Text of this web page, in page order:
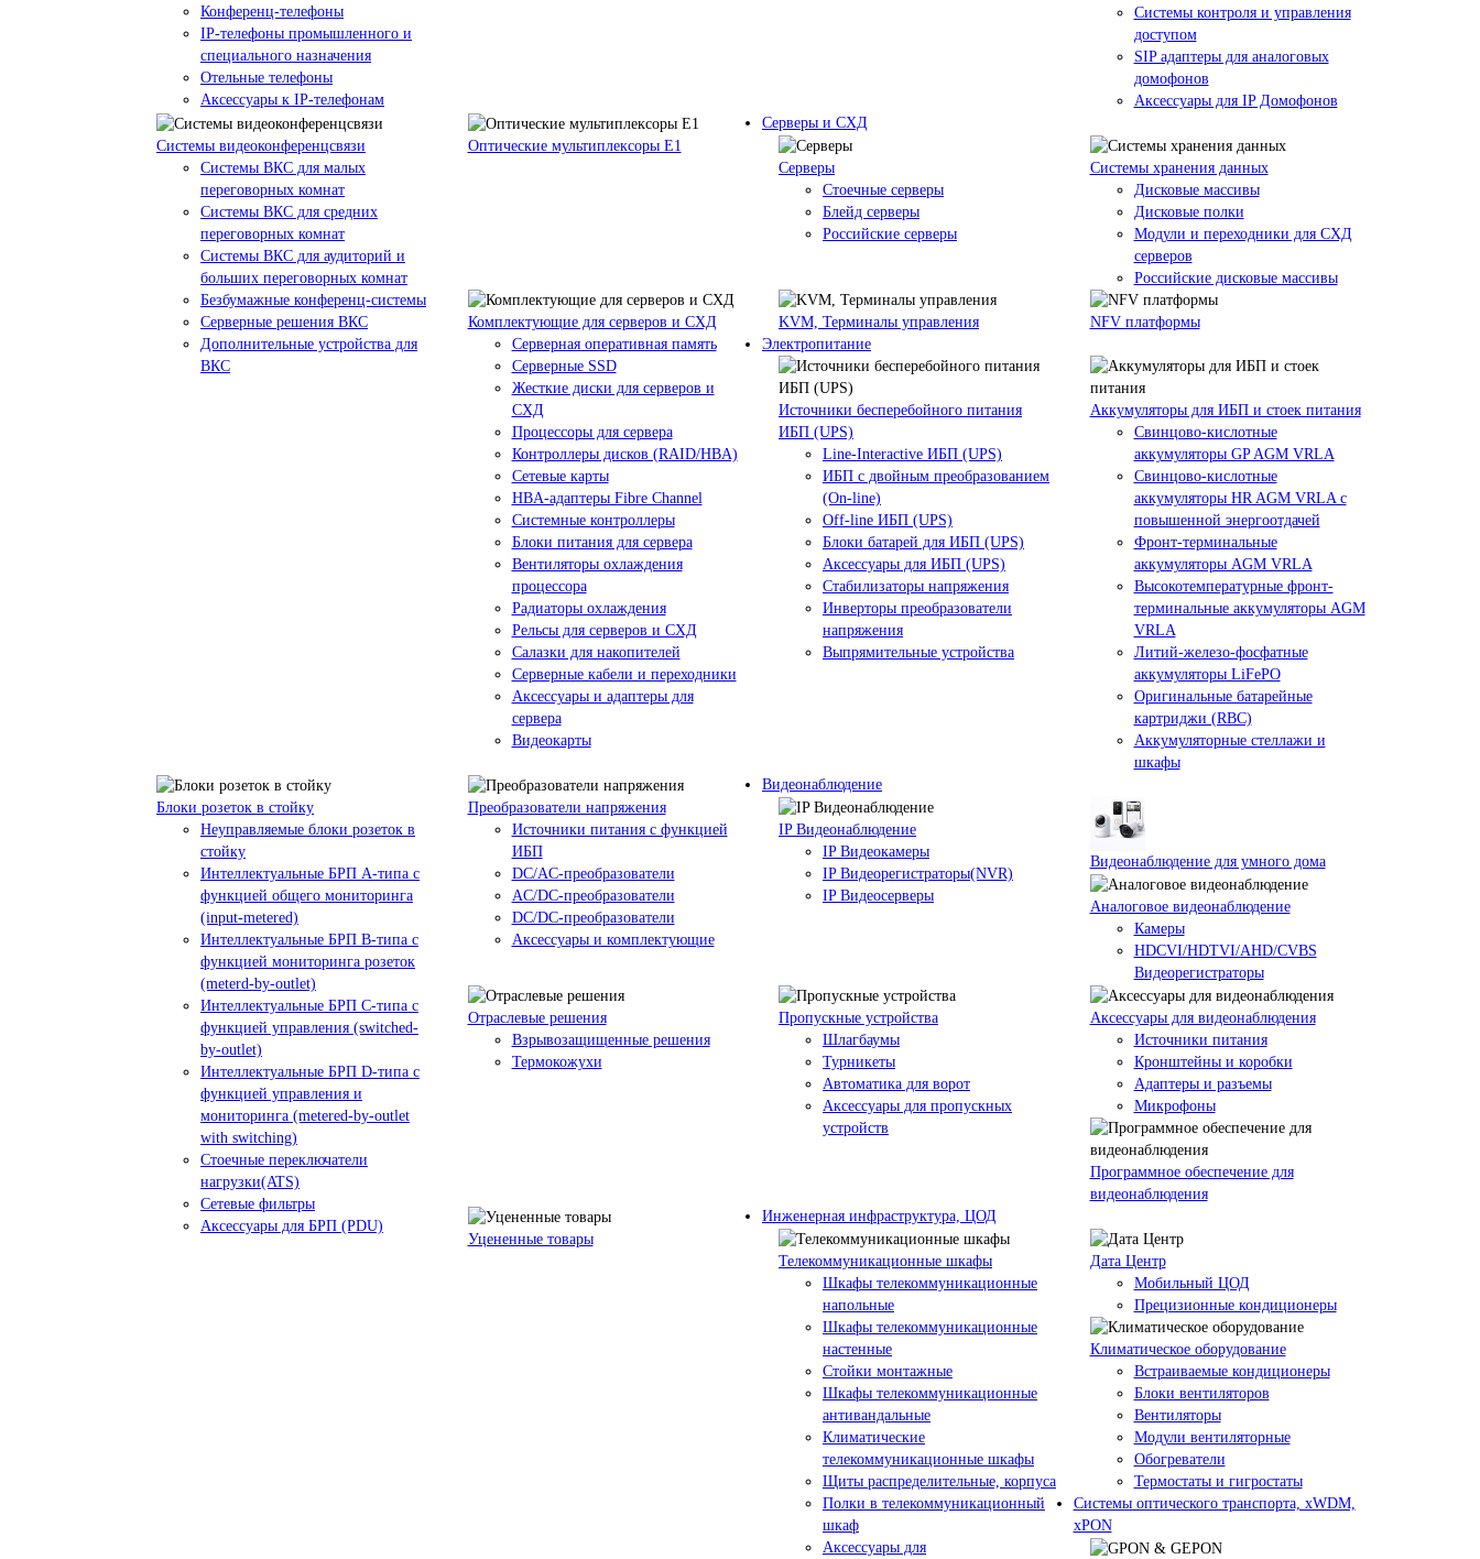
Конференц-телефоны
IP-телефоны промышленного и
специального назначения
Отельные телефоны
Аксессуары к IP-телефонам
Системы контроля и управления
доступом
SIP адаптеры для аналоговых
домофонов
Аксессуары для IP Домофонов
Системы видеоконференцсвязи
Системы ВКС для малых
переговорных комнат
Системы ВКС для средних
переговорных комнат
Системы ВКС для аудиторий и
больших переговорных комнат
Безбумажные конференц-системы
Серверные решения ВКС
Дополнительные устройства для
ВКС
Оптические мультиплексоры Е1
Серверы и СХД
Серверы
Стоечные серверы
Блейд серверы
Российские серверы
Системы хранения данных
Дисковые массивы
Дисковые полки
Модули и переходники для СХД
серверов
Российские дисковые массивы
Комплектующие для серверов и СХД
Серверная оперативная память
Серверные SSD
Жесткие диски для серверов и
СХД
Процессоры для сервера
Контроллеры дисков (RAID/HBA)
Сетевые карты
HBA-адаптеры Fibre Channel
Системные контроллеры
Блоки питания для сервера
Вентиляторы охлаждения
процессора
Радиаторы охлаждения
Рельсы для серверов и СХД
Салазки для накопителей
Серверные кабели и переходники
Аксессуары и адаптеры для
сервера
Видеокарты
KVM, Терминалы управления
NFV платформы
Электропитание
Источники бесперебойного питания
ИБП (UPS)
Line-Interactive ИБП (UPS)
ИБП с двойным преобразованием
(On-line)
Off-line ИБП (UPS)
Блоки батарей для ИБП (UPS)
Аксессуары для ИБП (UPS)
Стабилизаторы напряжения
Инверторы преобразователи
напряжения
Выпрямительные устройства
Аккумуляторы для ИБП и стоек питания
Свинцово-кислотные
аккумуляторы GP AGM VRLA
Свинцово-кислотные
аккумуляторы HR AGM VRLA с
повышенной энергоотдачей
Фронт-терминальные
аккумуляторы AGM VRLA
Высокотемпературные фронт-
терминальные аккумуляторы AGM
VRLA
Литий-железо-фосфатные
аккумуляторы LiFePO
Оригинальные батарейные
картриджи (RBC)
Аккумуляторные стеллажи и
шкафы
Блоки розеток в стойку
Неуправляемые блоки розеток в
стойку
Интеллектуальные БРП А-типа с
функцией общего мониторинга
(input-metered)
Интеллектуальные БРП B-типа с
функцией мониторинга розеток
(meterd-by-outlet)
Интеллектуальные БРП C-типа с
функцией управления (switched-
by-outlet)
Интеллектуальные БРП D-типа с
функцией управления и
мониторинга (metered-by-outlet
with switching)
Стоечные переключатели
нагрузки(ATS)
Сетевые фильтры
Аксессуары для БРП (PDU)
Преобразователи напряжения
Источники питания c функцией
ИБП
DC/AC-преобразователи
AC/DC-преобразователи
DC/DC-преобразователи
Аксессуары и комплектующие
Видеонаблюдение
IP Видеонаблюдение
IP Видеокамеры
IP Видеорегистраторы(NVR)
IP Видеосерверы
Видеонаблюдение для умного дома
Аналоговое видеонаблюдение
Камеры
HDCVI/HDTVI/AHD/CVBS
Видеорегистраторы
Отраслевые решения
Взрывозащищенные решения
Термокожухи
Пропускные устройства
Шлагбаумы
Турникеты
Автоматика для ворот
Аксессуары для пропускных
устройств
Аксессуары для видеонаблюдения
Источники питания
Кронштейны и коробки
Адаптеры и разъемы
Микрофоны
Программное обеспечение для
видеонаблюдения
Уцененные товары
Инженерная инфраструктура, ЦОД
Телекоммуникационные шкафы
Шкафы телекоммуникационные
напольные
Шкафы телекоммуникационные
настенные
Стойки монтажные
Шкафы телекоммуникационные
антивандальные
Климатические
телекоммуникационные шкафы
Щиты распределительные, корпуса
Полки в телекоммуникационный
шкаф
Аксессуары для
Дата Центр
Мобильный ЦОД
Прецизионные кондиционеры
Климатичeское оборудование
Встраиваемые кондиционеры
Блоки вентиляторов
Вентиляторы
Модули вентиляторные
Обогреватели
Термостаты и гигростаты
Системы оптического транспорта, xWDM,
xPON